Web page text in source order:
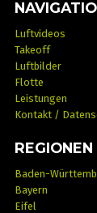
Luftvideos
Takeoff
Luftbilder
Flotte
Leistungen
Kontakt /
REGIONEN
Baden-
Bayern
Eifel